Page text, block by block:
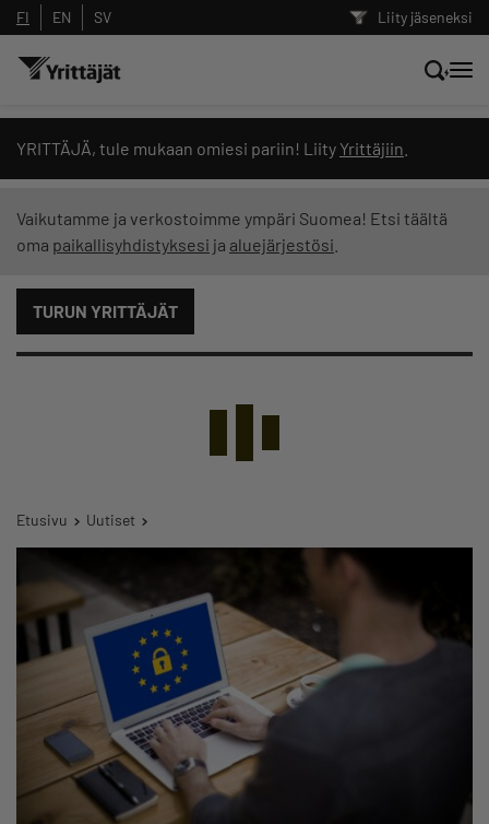
Liity jäseneksi
FI EN SV
YRITTÄJÄ, tule mukaan omiesi pariin! Liity Yrittäjiin
Vaikutamme ja verkostoimme ympäri Suomea! Etsi täältä
oma paikallisyhdistyksesi ja aluejärjestösi
TURUN YRITTÄJÄT
Etusivu Uutiset
Hae sivustolta tai kysy suoraan
Yrittäjien tekoälyltä
Suodata hakutuloksia: näytä kaikki sisältö